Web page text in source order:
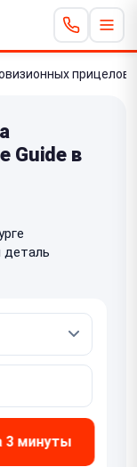
прицелов
Guide в
деталь
3 минуты